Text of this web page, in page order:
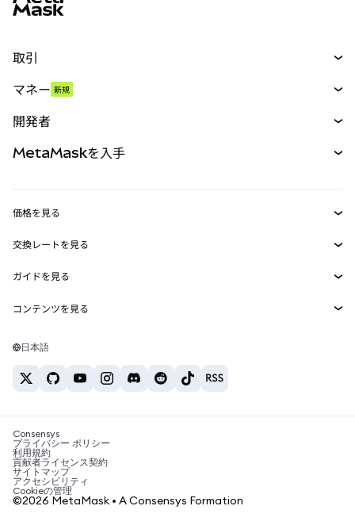
取引
パーペチュアル
RWA
マネー 新規
開発者
MetaMask Connect
Snaps
Web3サービス
MetaMaskを入手
セキュリティ
サポート
キャリア
お問い合わせ
価格を見る
イーサリアムの価格
Solanaの価格
Tetherの価格
交換レートを見る
ETH→USD
USDT→INR
BTC→INR
ETH→USDT
ガイドを見る
ETHの購入
USDTの購入
SHIBの購入
BNBの購入
コンテンツを見る
Solanaウォレット
税制関連ニュース
暗号資産の購入方法は？
ビットコインを売るには？
日本語
Consensys
プライバシー ポリシー
利用規約
貢献者ライセンス契約
サイトマップ
アクセシビリティ
Cookieの管理
©2026 MetaMask • A Consensys Formation